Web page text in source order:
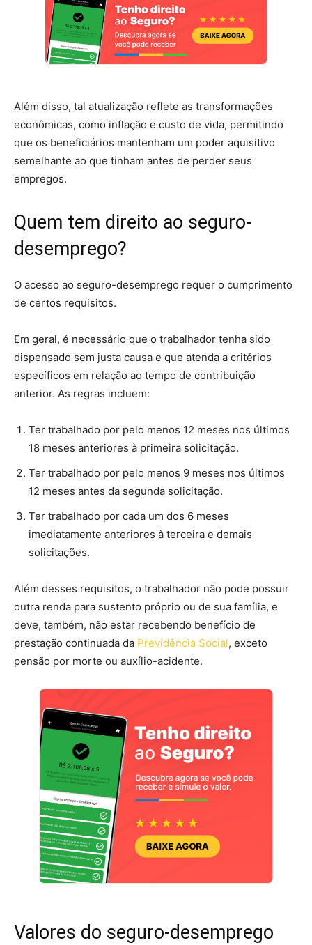
Além disso, tal atualização reflete as transformações
econômicas, como inflação e custo de vida, permitindo
que os beneficiários mantenham um poder aquisitivo
semelhante ao que tinham antes de perder seus
empregos.
Quem tem direito ao seguro-
desemprego?
O acesso ao seguro-desemprego requer o cumprimento
de certos requisitos.
Em geral, é necessário que o trabalhador tenha sido
dispensado sem justa causa e que atenda a critérios
específicos em relação ao tempo de contribuição
anterior. As regras incluem:
Ter trabalhado por pelo menos 12 meses nos últimos
18 meses anteriores à primeira solicitação.
Ter trabalhado por pelo menos 9 meses nos últimos
12 meses antes da segunda solicitação.
Ter trabalhado por cada um dos 6 meses
imediatamente anteriores à terceira e demais
solicitações.
Além desses requisitos, o trabalhador não pode possuir
outra renda para sustento próprio ou de sua família, e
deve, também, não estar recebendo benefício de
prestação continuada da Previdência Social, exceto
pensão por morte ou auxílio-acidente.
Valores do seguro-desemprego